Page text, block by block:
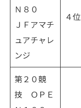
Ｎ８０
ＪＦアマチ
ュアチャレ
ンジ
４位
第２０競
技 ＯＰＥ